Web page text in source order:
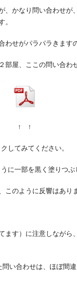
、かなり問い合わせが
。
わせがパラパラきます
部屋、ここの問い合わ
↑ ↑
してみてください。
に一部を黒く塗りつぶ
このように反響はあり
ます）に注意しながら
い合わせは、ほぼ間